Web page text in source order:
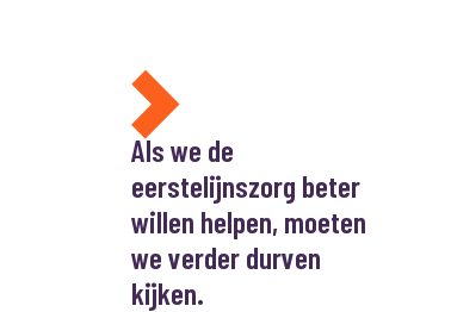
Als we de
eerstelijnszorg beter
willen helpen, moeten
we verder durven
kijken.